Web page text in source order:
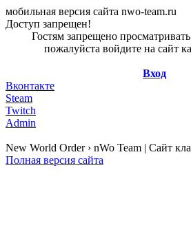
мобильная версия сайта nwo-team.ru
Доступ запрещен!
Гостям запрещено
пожалуйста войдите на сайт
Вход
Вконтакте
Steam
Twitch
Admin
New World Order › nWo Team | Сайт
Полная версия сайта